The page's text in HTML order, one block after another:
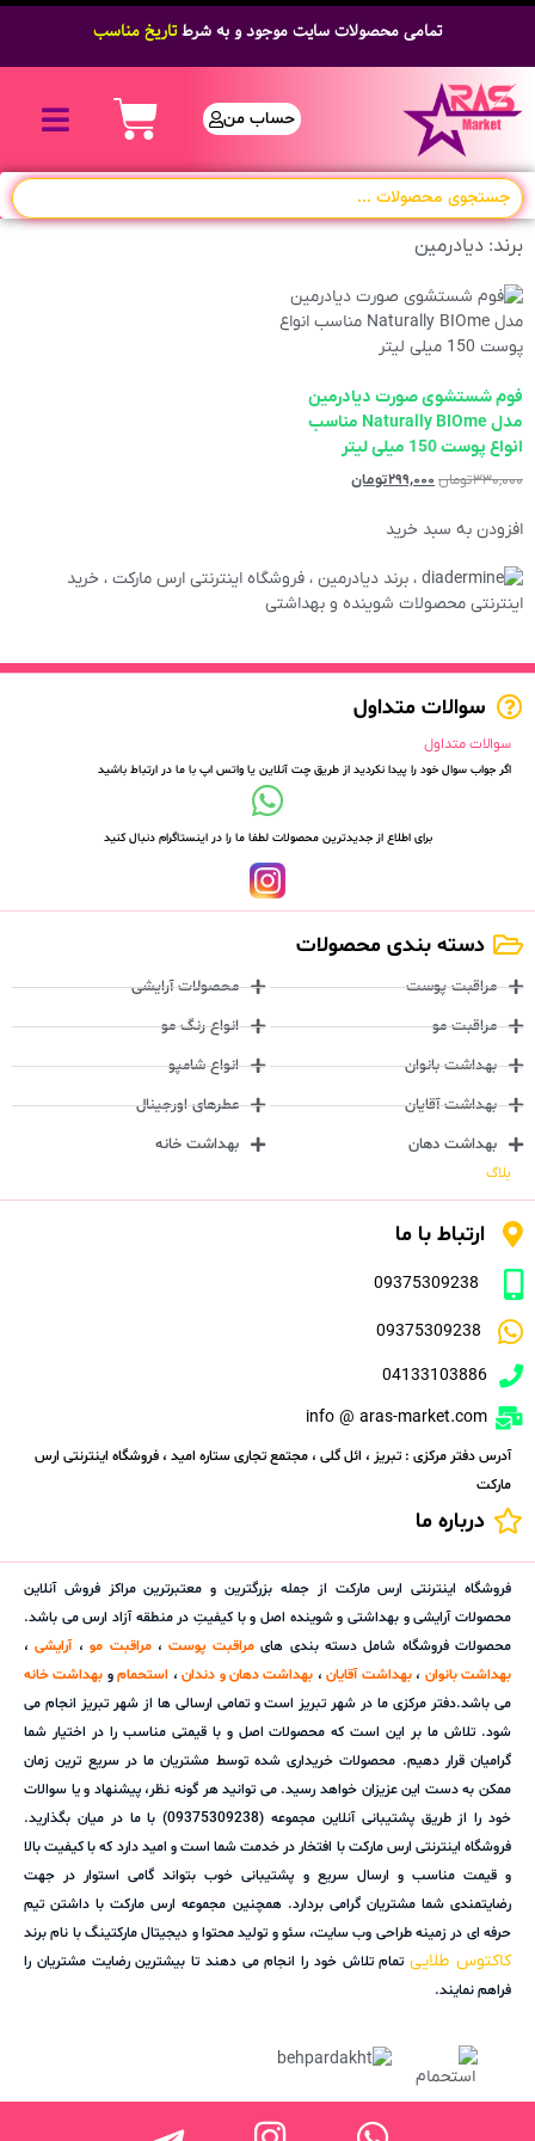
تمامی محصولات سایت موجود و به شرطتاریخ مناسب
حساب من
برند: دیادرمین
فوم شستشوی صورت دیادرمین
مدل Naturally BIOme مناسب
انواع پوست 150 میلی لیتر
۳۳۰,۰۰۰تومان ۲۹۹,۰۰۰تومان
افزودن به سبد خرید
سوالات متداول
سوالات متداول
اگر جواب سوال خود را پیدا نکردید از طریق چت آنلاین یا واتس اپ با ما در ارتباط باشید
برای اطلاع از جدیدترین محصولات لطفا ما را در اینستاگرام دنبال کنید
دسته بندی محصولات
مراقبت پوست
مراقبت مو
بهداشت بانوان
بهداشت آقایان
بهداشت دهان
محصولات آرایشی
انواع رنگ مو
انواع شامپو
عطرهای اورجینال
بهداشت خانه
بلاگ
ارتباط با ما
09375309238
09375309238
04133103886
info @ aras-market.com
آدرس دفتر مرکزی : تبریز ، ائل گلی ، مجتمع تجاری ستاره امید ، فروشگاه اینترنتی ارس
مارکت
درباره ما
فروشگاه اینترنتی ارس مارکت از جمله بزرگترین و معتبرترین مراکز فروش آنلاین
محصولات آرایشی و بهداشتی و شوینده اصل و با کیفیتِ در منطقه آزاد ارس می باشد.
محصولات فروشگاه شامل دسته بندی هایمراقبت پوست،مراقبت مو،آرایشی،
بهداشت بانوان ،بهداشت آقایان، بهداشت دهان و دندان، استحمامو بهداشت خانه
می باشد.دفتر مرکزی ما در شهر تبریز است و تمامی ارسالی ها از شهر تبریز انجام می
شود. تلاش ما بر این است که محصولات اصل و با قیمتی مناسب را در اختیار شما
گرامیان قرار دهیم. محصولات خریداری شده توسط مشتریان ما در سریع ترین زمان
ممکن به دست این عزیزان خواهد رسید. می توانید هر گونه نظر، پیشنهاد و یا سوالات
خود را از طریق پشتیبانی آنلاین مجموعه (09375309238) با ما در میان بگذارید.
فروشگاه اینترنتی ارس مارکت با افتخار در خدمت شما است و امید دارد که با کیفیت بالا
و قیمت مناسب و ارسال سریع و پشتیبانی خوب بتواند گامی استوار در جهت
رضایتمندی شما مشتریان گرامی بردارد. همچنین مجموعه ارس مارکت با داشتن تیم
حرفه ای در زمینه طراحی وب سایت، سئو و تولید محتوا و دیجیتال مارکتینگ با نام برند
کاکتوس طلاییتمام تلاش خود را انجام می دهند تا بیشترین رضایت مشتریان را
فراهم نمایند.